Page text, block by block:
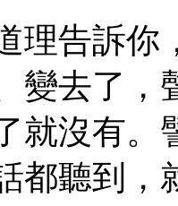
理告訴你
變去了，
就沒有。
都聽到，